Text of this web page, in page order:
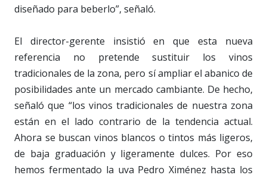
diseñado para beberlo”, señaló.
El director-gerente insistió en que esta nueva
referencia no pretende sustituir los vinos
tradicionales de la zona, pero sí ampliar el abanico de
posibilidades ante un mercado cambiante. De hecho,
señaló que “los vinos tradicionales de nuestra zona
están en el lado contrario de la tendencia actual.
Ahora se buscan vinos blancos o tintos más ligeros,
de baja graduación y ligeramente dulces. Por eso
hemos fermentado la uva Pedro Ximénez hasta los